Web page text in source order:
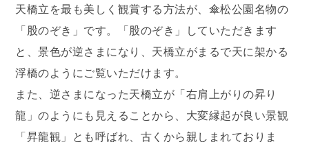
天橋立を最も美しく観賞する方法が、傘松公園名物の
「股のぞき」です。「股のぞき」していただきます
と、景色が逆さまになり、天橋立がまるで天に架かる
浮橋のようにご覧いただけます。
また、逆さまになった天橋立が「右肩上がりの昇り
龍」のようにも見えることから、大変縁起が良い景観
「昇龍観」とも呼ばれ、古くから親しまれておりま